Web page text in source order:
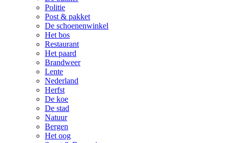
Politie
Post & pakket
De schoenenwinkel
Het bos
Restaurant
Het paard
Brandweer
Lente
Nederland
Herfst
De koe
De stad
Natuur
Bergen
Het oog